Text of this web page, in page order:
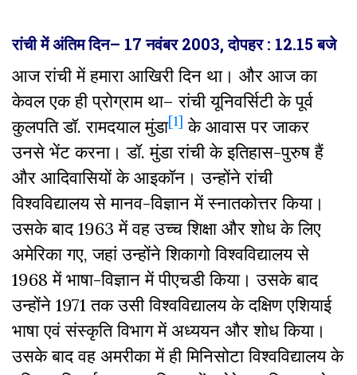
रांचीमेंअंतिमदिन– 17नवंबर2003,दोपहर: 12.15बजे
आज रांची में हमारा आखिरी दिन था। और आज का
केवल एक ही प्रोग्राम था– रांची यूनिवर्सिटी के पूर्व
कुलपति डॉ. रामदयाल मुंडा[1] के आवास पर जाकर
उनसे भेंट करना। डॉ. मुंडा रांची के इतिहास-पुरुष हैं
और आदिवासियों के आइकॉन। उन्होंने रांची
विश्वविद्यालय से मानव-विज्ञान में स्नातकोत्तर किया।
उसके बाद 1963 में वह उच्च शिक्षा और शोध के लिए
अमेरिका गए, जहां उन्होंने शिकागो विश्वविद्यालय से
1968 में भाषा-विज्ञान में पीएचडी किया। उसके बाद
उन्होंने 1971 तक उसी विश्वविद्यालय के दक्षिण एशियाई
भाषा एवं संस्कृति विभाग में अध्ययन और शोध किया।
उसके बाद वह अमरीका में ही मिनिसोटा विश्वविद्यालय के